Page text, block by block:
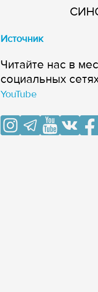
Источник
Читайте нас в
cоциальных
YouTube